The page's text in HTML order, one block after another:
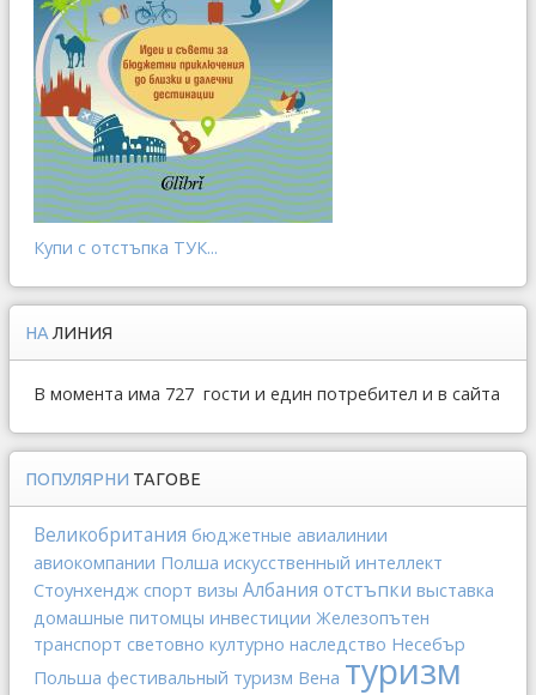
Купи с отстъпка ТУК...
НА ЛИНИЯ
В момента има 727 гости и един потребител и в сайта
ПОПУЛЯРНИ ТАГОВЕ
Великобритания бюджетные авиалинии
авиокомпании Полша искусственный интеллект
Стоунхендж спорт визы Албания отстъпки выставка
домашные питомцы инвестиции Железопътен
транспорт световно културно наследство Несебър
Польша фестивальный туризм Вена туризм